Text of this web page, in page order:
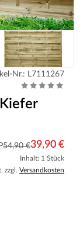
Nr.: L7111267
54,90 €39,90 €
Inhalt: 1 Stück
zzgl. Versandkosten